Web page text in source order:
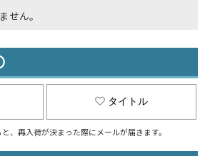
せん。
タイトル
、再入荷が決まった際にメールが届きます。